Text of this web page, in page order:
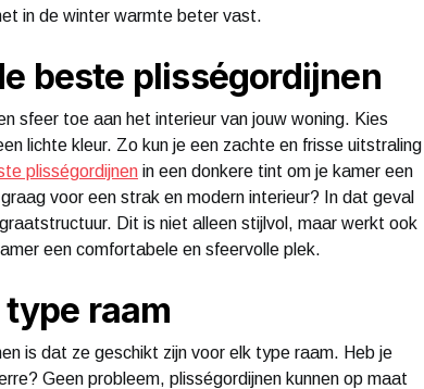
in de winter warmte beter vast.
beste plisségordijnen
sfeer toe aan het interieur van jouw woning. Kies
lichte kleur. Zo kun je een zachte en frisse uitstraling
plisségordijnen in een donkere tint om je kamer een
voor een strak en modern interieur? In dat geval
Dit is niet alleen stijlvol, maar werkt ook
een comfortabele en sfeervolle plek.
raam
is dat ze geschikt zijn voor elk type raam. Heb je
Geen probleem, plisségordijnen kunnen op maat